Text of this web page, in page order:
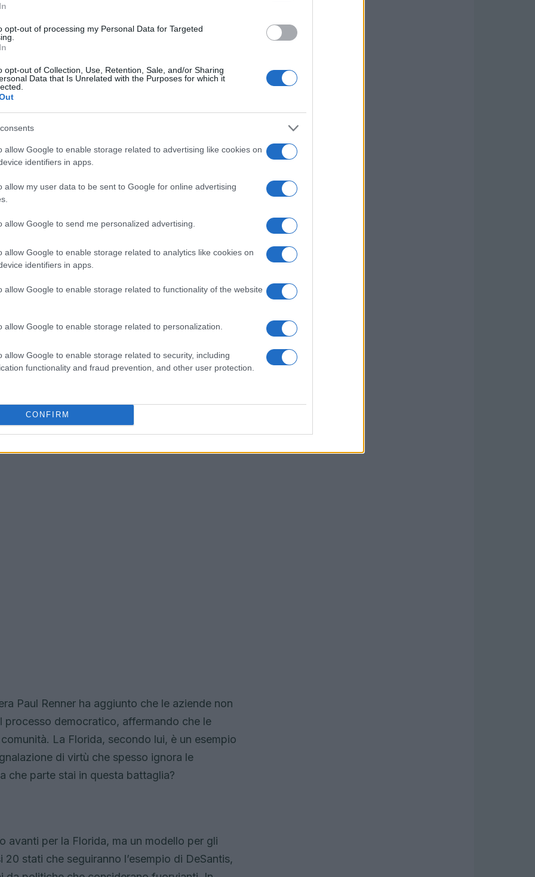
opt-out of processing my Personal Data for Targeted
opt-out of Collection, Use, Retention, Sale, and/or Sharing
Data that Is Unrelated with the Purposes for which it
allow Google to enable storage related to advertising like cookies on
identifiers in apps.
allow my user data to be sent to Google for online advertising
allow Google to send me personalized advertising.
allow Google to enable storage related to analytics like cookies on
identifiers in apps.
allow Google to enable storage related to functionality of the website
allow Google to enable storage related to personalization.
allow Google to enable storage related to security, including
functionality and fraud prevention, and other user protection.
CONFIRM
con molti che lo vedono come un
settore finanziario. DeSantis ha affermato
sono stati penalizzati per le loro
loro l’accesso a servizi finanziari
abbiamo sentito da proprietari di piccole
a cui è stato negato l’accesso ai servizi
o di ciò in cui credono”, ha dichiarato il
di restituire il controllo ai floridiani,
prioritizzare i migliori interessi dei
da fattori ideologici. La reazione è stata
non solo contro le grandi banche, ma
mira a sottomettere gli americani comuni. Ti
possa influenzare le politiche di altri stati?
direttore finanziario Jimmy Patronis ha
per il popolo americano, paragonando la sua
il dottor Fauci durante la pandemia.
e Dylan Mulvaney!”, ha affermato,
un luogo dove le ideologie radicali non sono
Paul Renner ha aggiunto che le aziende non
democratico, affermando che le
La Florida, secondo lui, è un esempio
di virtù che spesso ignora le
che parte stai in questa battaglia?
avanti per la Florida, ma un modello per gli
20 stati che seguiranno l’esempio di DeSantis,